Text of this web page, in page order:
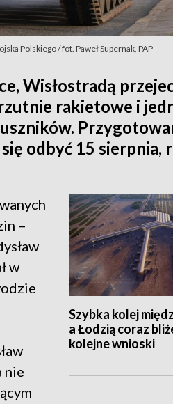
Polskiego / fot. Paweł Supernak, PAP
Wisłostradą
rakietowe i
odbyć 15 sierpnia,
Szybka kolej
a Łodzią coraz
kolejne wnioski
–
w
nie